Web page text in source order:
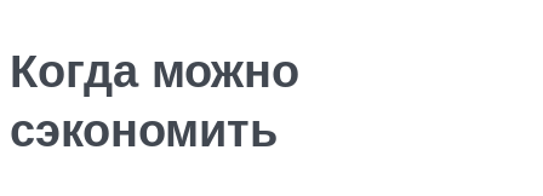
Когда можно
сэкономить